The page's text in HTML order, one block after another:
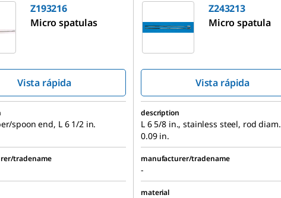
Z193216
Micro spatulas
Vista rápida
Z243213
Micro spatula
Vista rápida
spoon end, L 6 1/2 in.
description
L 6 5/8 in., stainless steel, rod diam.
0.09 in.
tradename manufacturer/tradename
-
material